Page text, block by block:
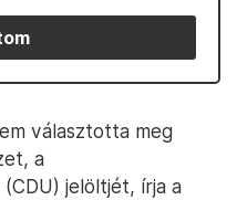
választotta meg
a
jelöltjét, írja a